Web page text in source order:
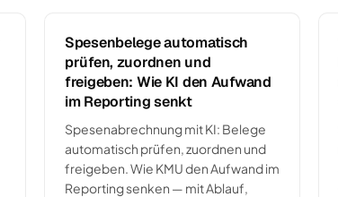
Spesenbelege automatisch
prüfen, zuordnen und
freigeben: Wie KI den Aufwand
im Reporting senkt
Spesenabrechnung mit KI: Belege
automatisch prüfen, zuordnen und
freigeben. Wie KMU den Aufwand im
Reporting senken — mit Ablauf,